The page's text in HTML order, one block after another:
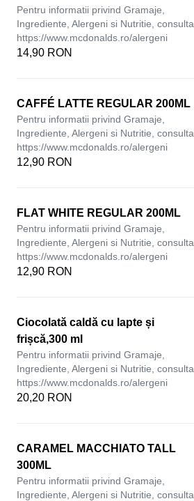
Pentru informatii privind Gramaje,
Ingrediente, Alergeni si Nutritie, consulta
https://www.mcdonalds.ro/alergeni
14,90 RON
CAFFÉ LATTE REGULAR 200ML
Pentru informatii privind Gramaje,
Ingrediente, Alergeni si Nutritie, consulta
https://www.mcdonalds.ro/alergeni
12,90 RON
FLAT WHITE REGULAR 200ML
Pentru informatii privind Gramaje,
Ingrediente, Alergeni si Nutritie, consulta
https://www.mcdonalds.ro/alergeni
12,90 RON
Ciocolată caldă cu lapte și
frișcă,300 ml
Pentru informatii privind Gramaje,
Ingrediente, Alergeni si Nutritie, consulta
https://www.mcdonalds.ro/alergeni
20,20 RON
CARAMEL MACCHIATO TALL
300ML
Pentru informatii privind Gramaje,
Ingrediente, Alergeni si Nutritie, consulta